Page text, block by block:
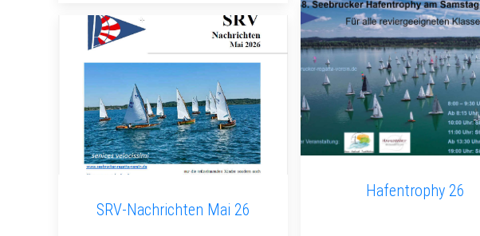
Hafentrophy 26
SRV-Nachrichten Mai 26